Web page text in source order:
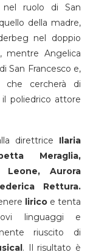
nel ruolo di San
della madre,
nel doppio
mentre Angelica
San Francesco e,
che cercherà di
poliedrico attore
direttrice Ilaria
Meraglia,
Leone, Aurora
Rettura.
lirico e tenta
linguaggi e
riuscito di
. Il risultato è